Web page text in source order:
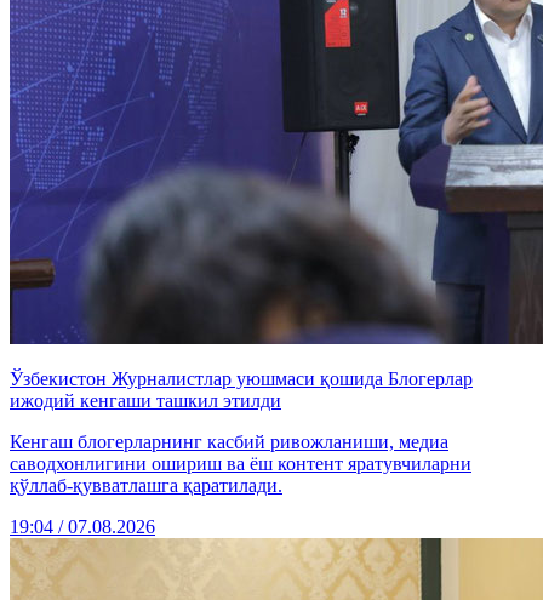
Ўзбекистон Журналистлар уюшмаси қошида Блогерлар
ижодий кенгаши ташкил этилди
Кенгаш блогерларнинг касбий ривожланиши, медиа
саводхонлигини ошириш ва ёш контент яратувчиларни
қўллаб-қувватлашга қаратилади.
19:04 / 07.08.2026